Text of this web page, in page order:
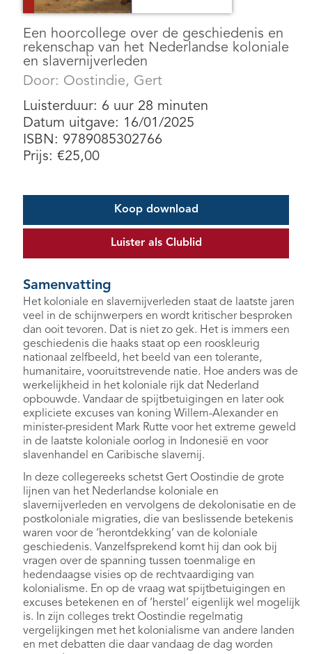
Een hoorcollege over de geschiedenis en
rekenschap van het Nederlandse koloniale
en slavernijverleden
Door: Oostindie, Gert
Luisterduur: 6 uur 28 minuten
Datum uitgave: 16/01/2025
ISBN: 9789085302766
Prijs: €25,00
Koop download
Luister als Clublid
Samenvatting
Het koloniale en slavernijverleden staat de laatste jaren
veel in de schijnwerpers en wordt kritischer besproken
dan ooit tevoren. Dat is niet zo gek. Het is immers een
geschiedenis die haaks staat op een rooskleurig
nationaal zelfbeeld, het beeld van een tolerante,
humanitaire, vooruitstrevende natie. Hoe anders was de
werkelijkheid in het koloniale rijk dat Nederland
opbouwde. Vandaar de spijtbetuigingen en later ook
expliciete excuses van koning Willem-Alexander en
minister-president Mark Rutte voor het extreme geweld
in de laatste koloniale oorlog in Indonesië en voor
slavenhandel en Caribische slavernij.
In deze collegereeks schetst Gert Oostindie de grote
lijnen van het Nederlandse koloniale en
slavernijverleden en vervolgens de dekolonisatie en de
postkoloniale migraties, die van beslissende betekenis
waren voor de ‘herontdekking’ van de koloniale
geschiedenis. Vanzelfsprekend komt hij dan ook bij
vragen over de spanning tussen toenmalige en
hedendaagse visies op de rechtvaardiging van
kolonialisme. En op de vraag wat spijtbetuigingen en
excuses betekenen en of ‘herstel’ eigenlijk wel mogelijk
is. In zijn colleges trekt Oostindie regelmatig
vergelijkingen met het kolonialisme van andere landen
en met debatten die daar vandaag de dag worden